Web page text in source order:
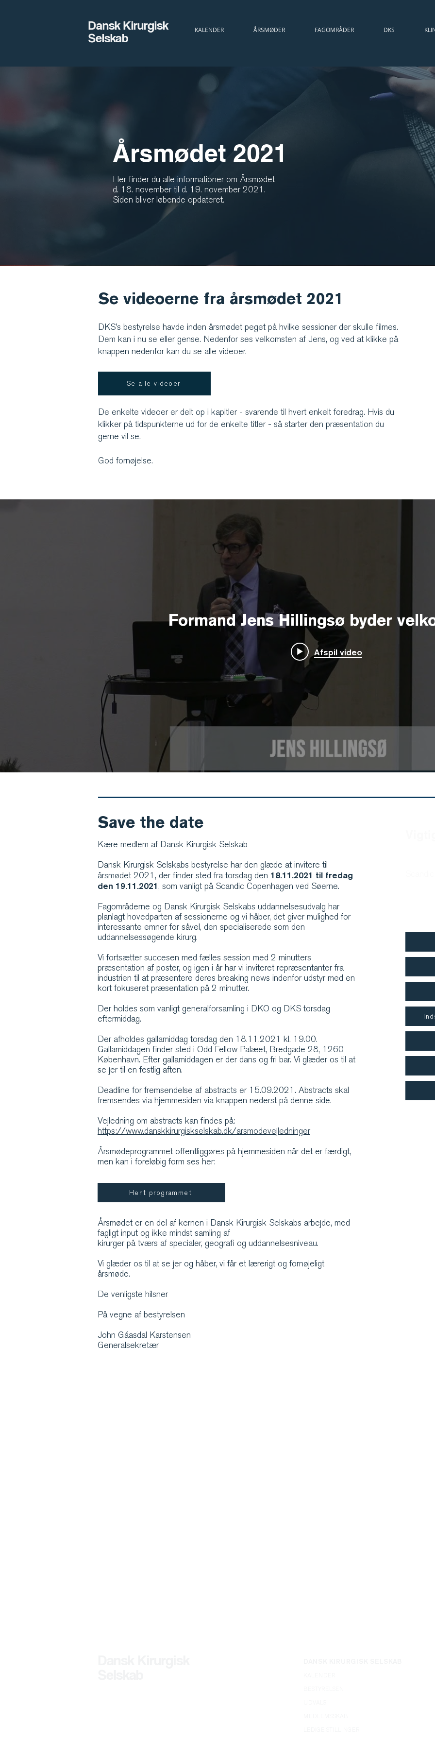
Dansk Kirurgisk
Selskab
KALENDER ÅRSMØDER FAGOMRÅDER DKS
Dansk Kirurgisk
Selskab
Årsmødet 2021
Her finder du alle informationer om Årsmødet
d. 18. november til d. 19. november 2021.
Siden bliver løbende opdateret.
Se videoerne fra årsmødet 2021
DKS's bestyrelse havde inden årsmødet peget på hvilke sessioner der skulle filmes.
Dem kan i nu se eller gense. Nedenfor ses velkomsten af Jens, og ved at klikke på
knappen nedenfor kan du se alle videoer.
De enkelte videoer er delt op i kapitler - svarende til hvert enkelt foredrag. Hvis du
klikker på tidspunkterne ud for de enkelte titler - så starter den præsentation du
gerne vil se.
God fornøjelse.
Se alle videoer
Formand Jens Hillingsø byder
Afspil video
Save the date
Kære medlem af Dansk Kirurgisk Selskab
Dansk Kirurgisk Selskabs bestyrelse har den glæde at invitere til
årsmødet 2021, der finder sted fra torsdag den 18.11.2021 til fredag
den 19.11.2021, som vanligt på Scandic Copenhagen ved Søerne.
Fagområderne og Dansk Kirurgisk Selskabs uddannelsesudvalg har
planlagt hovedparten af sessionerne og vi håber, det giver mulighed for
interessante emner for såvel, den specialiserede som den
uddannelsessøgende kirurg.
Vi fortsætter succesen med fælles session med 2 minutters
præsentation af poster, og igen i år har vi inviteret repræsentanter fra
industrien til at præsentere deres breaking news indenfor udstyr med en
kort fokuseret præsentation på 2 minutter.
Der holdes som vanligt generalforsamling i DKO og DKS torsdag
eftermiddag.
Der afholdes gallamiddag torsdag den 18.11.2021 kl. 19.00.
Gallamiddagen finder sted i Odd Fellow Palæet, Bredgade 28, 1260
København. Efter gallamiddagen er der dans og fri bar. Vi glæder os til at
se jer til en festlig aften.
Deadline for fremsendelse af abstracts er 15.09.2021. Abstracts skal
fremsendes via hjemmesiden via knappen nederst på denne side.
Vejledning om abstracts kan findes på:
https://www.danskkirurgiskselskab.dk/arsmodevejledninger
Årsmødeprogrammet offentliggøres på hjemmesiden når det er færdigt,
men kan i foreløbig form ses her:
Årsmødet er en del af kernen i Dansk Kirurgisk Selskabs arbejde, med
fagligt input og ikke mindst samling af
kirurger på tværs af specialer, geografi og uddannelsesniveau.
Vi glæder os til at se jer og håber, vi får et lærerigt og fornøjeligt
årsmøde.
De venligste hilsner
På vegne af bestyrelsen
John Gáasdal Karstensen
Generalsekretær
Hent programmet